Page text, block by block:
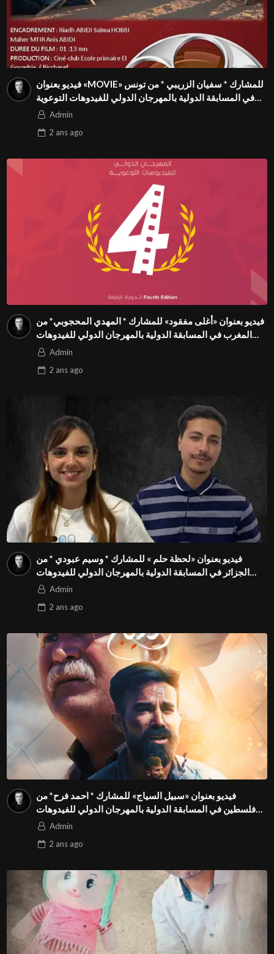
فيديو بعنوان «MOVIE» للمشارك * سفيان الزريبي * من تونس
في المسابقة الدولية بالمهرجان الدولي للفيدوهات التوعوية
Season 4 FIVS
Admin
2 ansago
فيديو بعنوان «أغلى مفقود» للمشارك * المهدي المحجوبي* من
المغرب في المسابقة الدولية بالمهرجان الدولي للفيدوهات
التوعوية Season 4 FIVSAdmin
2 ansago
فيديو بعنوان «لحظة حلم » للمشارك * وسيم عبودي * من
الجزائر في المسابقة الدولية بالمهرجان الدولي للفيدوهات
التوعوية Season 4 FIVSAdmin
2 ansago
فيديو بعنوان «سبيل السياج» للمشارك * احمد فرح* من
فلسطين في المسابقة الدولية بالمهرجان الدولي للفيدوهات
التوعوية Season 4 FIVSAdmin
2 ansago